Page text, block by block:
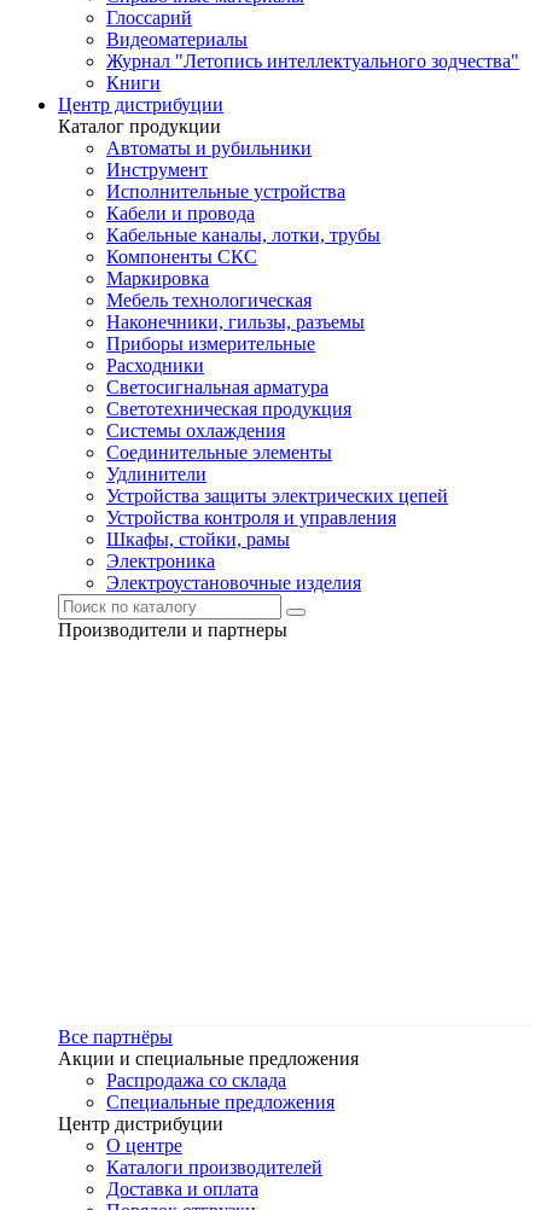
Глоссарий
Видеоматериалы
Журнал "Летопись интеллектуального зодчества"
Книги
Центр дистрибуции
Каталог продукции
Автоматы и рубильники
Инструмент
Исполнительные устройства
Кабели и провода
Кабельные каналы, лотки, трубы
Компоненты СКС
Маркировка
Мебель технологическая
Наконечники, гильзы, разъемы
Приборы измерительные
Расходники
Светосигнальная арматура
Светотехническая продукция
Системы охлаждения
Соединительные элементы
Удлинители
Устройства защиты электрических цепей
Устройства контроля и управления
Шкафы, стойки, рамы
Электроника
Электроустановочные изделия
Производители и партнеры
Все партнёры
Акции и специальные предложения
Распродажа со склада
Специальные предложения
Центр дистрибуции
О центре
Каталоги производителей
Доставка и оплата